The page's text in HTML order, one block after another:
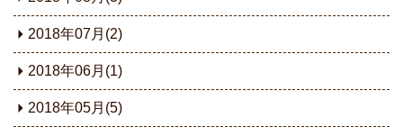
2018年07月(2)
2018年06月(1)
2018年05月(5)